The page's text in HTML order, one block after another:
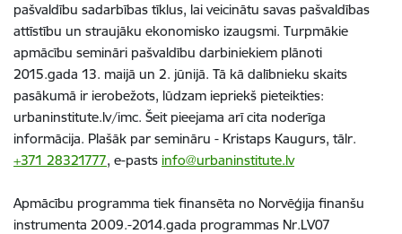
pašvaldību sadarbības tīklus, lai veicinātu savas pašvaldības
attīstību un straujāku ekonomisko izaugsmi. Turpmākie
apmācību semināri pašvaldību darbiniekiem plānoti
2015.gada 13. maijā un 2. jūnijā. Tā kā dalībnieku skaits
pasākumā ir ierobežots, lūdzam iepriekš pieteikties:
urbaninstitute.lv/imc. Šeit pieejama arī cita noderīga
informācija. Plašāk par semināru - Kristaps Kaugurs, tālr.
+371 28321777, e-pasts info@urbaninstitute.lv
Apmācību programma tiek finansēta no Norvēģija finanšu
instrumenta 2009.-2014.gada programmas Nr.LV07